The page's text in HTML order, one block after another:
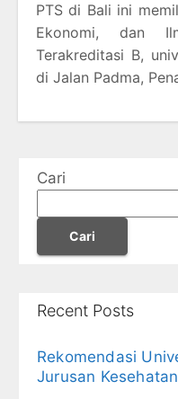
PTS di Bali ini
Ekonomi, dan
Terakreditasi B,
di Jalan Padma,
Cari
Cari
Recent Posts
Rekomendasi
Jurusan